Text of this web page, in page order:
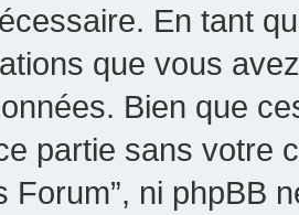
En tant
que vous
Bien que
partie sans votre
Forum”, ni phpBB